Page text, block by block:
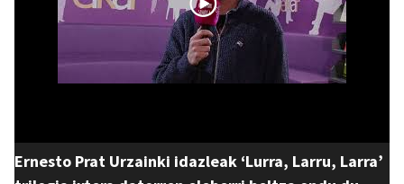
Ernesto Prat Urzainki idazleak ‘Lurra, Larru, Larra’